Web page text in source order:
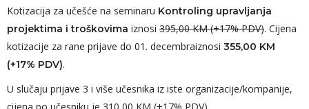
Kotizacija za učešće na seminaru Kontroling upravljanja
projektima i troškovima iznosi 395,00 KM (+17% PDV). Cijena
kotizacije za rane prijave do 01. decembraiznosi 355,00 KM
(+17% PDV).
U slučaju prijave 3 i više učesnika iz iste organizacije/kompanije,